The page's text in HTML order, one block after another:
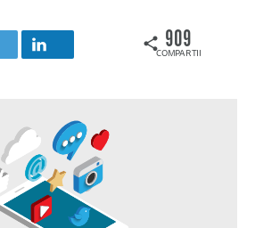
COMPARTIDOS
909